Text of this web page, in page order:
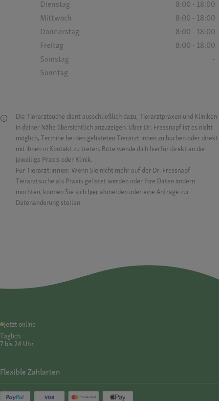
Dienstag
8:00 - 18:00
Mittwoch
8:00 - 18:00
Donnerstag
8:00 - 18:00
Freitag
8:00 - 18:00
Samstag
-
Sonntag
-
Die Tierarztsuche dient ausschließlich dazu, Tierarztpraxen und Kliniken
in deiner Nähe übersichtlich anzuzeigen. Über Dr. Fressnapf ist es nicht
möglich, Termine bei den gelisteten Tierärzt:innen zu buchen oder direkt
mit ihnen in Kontakt zu treten. Bitte wende dich hierfür direkt an die
jeweilige Praxis oder Klinik.
Für Tierärzt:innen: Wenn Sie nicht mehr auf der Dr. Fressnapf
Tierarztsuche als Praxis gelistet werden oder Ihre Daten ändern
möchten, können Sie sich hier abmelden oder eine Anfrage zur
Datenänderung stellen.
Jetzt online
Täglich
7 bis 24 Uhr
Flexible Zahlarten